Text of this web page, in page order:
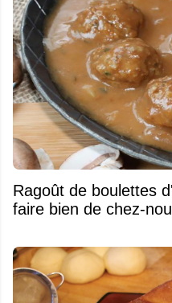
Ragoût de boulettes
faire bien de chez-